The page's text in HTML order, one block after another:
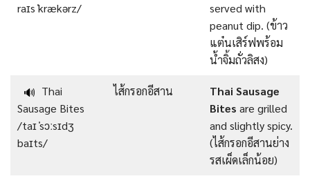
raɪs ˈkrækərz/
served with
peanut dip. (ข้าว
แต๋นเสิร์ฟพร้อม
น้ำจิ้มถั่วลิสง)
🔊 Thai
Sausage Bites
/taɪ ˈsɔːsɪdʒ
baɪts/
ไส้กรอกอีสาน
Thai Sausage
Bites are grilled
and slightly spicy.
(ไส้กรอกอีสานย่าง
รสเผ็ดเล็กน้อย)